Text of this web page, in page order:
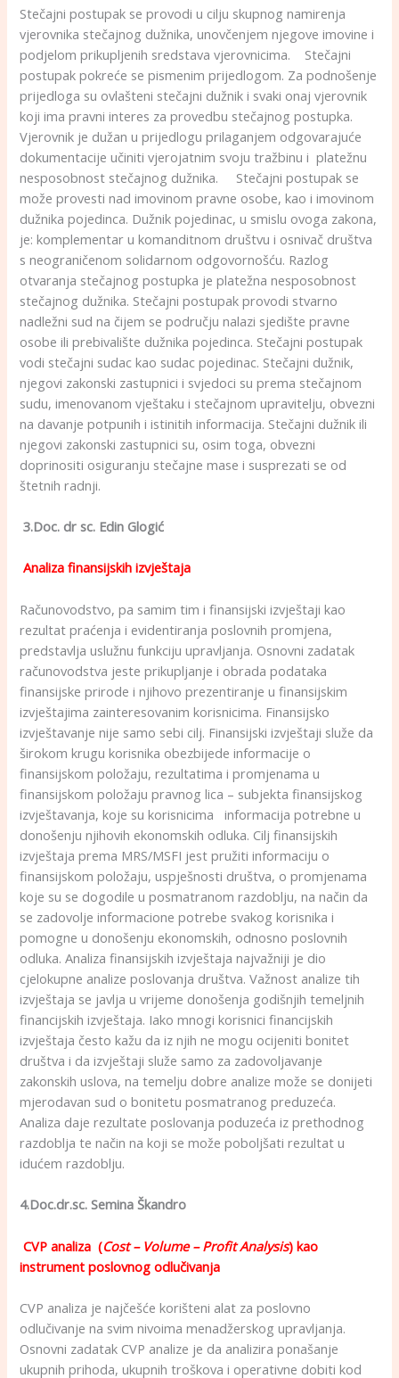
Stečajni postupak se provodi u cilju skupnog namirenja
vjerovnika stečajnog dužnika, unovčenjem njegove imovine i
podjelom prikupljenih sredstava vjerovnicima. Stečajni
postupak pokreće se pismenim prijedlogom. Za podnošenje
prijedloga su ovlašteni stečajni dužnik i svaki onaj vjerovnik
koji ima pravni interes za provedbu stečajnog postupka.
Vjerovnik je dužan u prijedlogu prilaganjem odgovarajuće
dokumentacije učiniti vjerojatnim svoju tražbinu i platežnu
nesposobnost stečajnog dužnika. Stečajni postupak se
može provesti nad imovinom pravne osobe, kao i imovinom
dužnika pojedinca. Dužnik pojedinac, u smislu ovoga zakona,
je: komplementar u komanditnom društvu i osnivač društva
s neograničenom solidarnom odgovornošću. Razlog
otvaranja stečajnog postupka je platežna nesposobnost
stečajnog dužnika. Stečajni postupak provodi stvarno
nadležni sud na čijem se području nalazi sjedište pravne
osobe ili prebivalište dužnika pojedinca. Stečajni postupak
vodi stečajni sudac kao sudac pojedinac. Stečajni dužnik,
njegovi zakonski zastupnici i svjedoci su prema stečajnom
sudu, imenovanom vještaku i stečajnom upravitelju, obvezni
na davanje potpunih i istinitih informacija. Stečajni dužnik ili
njegovi zakonski zastupnici su, osim toga, obvezni
doprinositi osiguranju stečajne mase i susprezati se od
štetnih radnji.
3.Doc. dr sc. Edin Glogić
Analiza finansijskih izvještaja
Računovodstvo, pa samim tim i finansijski izvještaji kao
rezultat praćenja i evidentiranja poslovnih promjena,
predstavlja uslužnu funkciju upravljanja. Osnovni zadatak
računovodstva jeste prikupljanje i obrada podataka
finansijske prirode i njihovo prezentiranje u finansijskim
izvještajima zainteresovanim korisnicima. Finansijsko
izvještavanje nije samo sebi cilj. Finansijski izvještaji služe da
širokom krugu korisnika obezbijede informacije o
finansijskom položaju, rezultatima i promjenama u
finansijskom položaju pravnog lica – subjekta finansijskog
izvještavanja, koje su korisnicima informacija potrebne u
donošenju njihovih ekonomskih odluka. Cilj finansijskih
izvještaja prema MRS/MSFI jest pružiti informaciju o
finansijskom položaju, uspješnosti društva, o promjenama
koje su se dogodile u posmatranom razdoblju, na način da
se zadovolje informacione potrebe svakog korisnika i
pomogne u donošenju ekonomskih, odnosno poslovnih
odluka. Analiza finansijskih izvještaja najvažniji je dio
cjelokupne analize poslovanja društva. Važnost analize tih
izvještaja se javlja u vrijeme donošenja godišnjih temeljnih
financijskih izvještaja. Iako mnogi korisnici financijskih
izvještaja često kažu da iz njih ne mogu ocijeniti bonitet
društva i da izvještaji služe samo za zadovoljavanje
zakonskih uslova, na temelju dobre analize može se donijeti
mjerodavan sud o bonitetu posmatranog preduzeća.
Analiza daje rezultate poslovanja poduzeća iz prethodnog
razdoblja te način na koji se može poboljšati rezultat u
idućem razdoblju.
4.Doc.dr.sc. Semina Škandro
CVP analiza (Cost – Volume – Profit Analysis) kao
instrument poslovnog odlučivanja
CVP analiza je najčešće korišteni alat za poslovno
odlučivanje na svim nivoima menadžerskog upravljanja.
Osnovni zadatak CVP analize je da analizira ponašanje
ukupnih prihoda, ukupnih troškova i operativne dobiti kod